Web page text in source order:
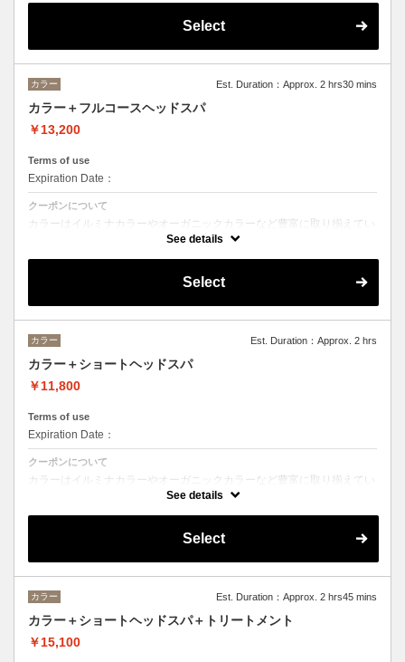
トリートメントの種類によって料金が異なります。
クイックトリートメント→¥11000
Select
カラー Est. Duration：Approx. 2 hrs30 mins
カラー＋フルコースヘッドスパ
￥13,200
Terms of use
Expiration Date：
クーポンについて
カラーはイルミナカラーやオーガニックカラーなど豊富に取り揃えてい
デザインによってベストな選択をさせて頂きます。
※フルカラーの場合プラス¥1100
使ったoone が自信を持っておすすめするヘッドスパです。
ヘッドスパの施術時間は４５分です。
See details
Select
カラー Est. Duration：Approx. 2 hrs
カラー＋ショートヘッドスパ
￥11,800
Terms of use
Expiration Date：
クーポンについて
カラーはイルミナカラーやオーガニックカラーなど豊富に取り揃えてい
デザインによってベストな選択をさせて頂きます。
ヘッドスパは２０分のショートヘッドスパ
See details
Select
カラー Est. Duration：Approx. 2 hrs45 mins
カラー＋ショートヘッドスパ＋トリートメント
￥15,100